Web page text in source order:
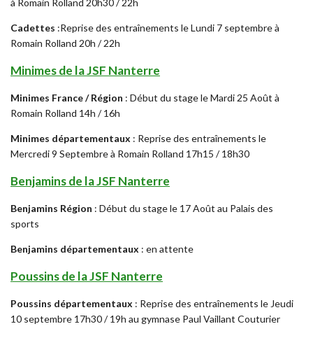
à Romain Rolland 20h30 / 22h
Cadettes :Reprise des entraînements le Lundi 7 septembre à
Romain Rolland 20h / 22h
Minimes de la JSF Nanterre
Minimes France / Région : Début du stage le Mardi 25 Août à
Romain Rolland 14h / 16h
Minimes départementaux : Reprise des entraînements le
Mercredi 9 Septembre à Romain Rolland 17h15 / 18h30
Benjamins de la JSF Nanterre
Benjamins Région : Début du stage le 17 Août au Palais des
sports
Benjamins départementaux : en attente
Poussins de la JSF Nanterre
Poussins départementaux : Reprise des entraînements le Jeudi
10 septembre 17h30 / 19h au gymnase Paul Vaillant Couturier